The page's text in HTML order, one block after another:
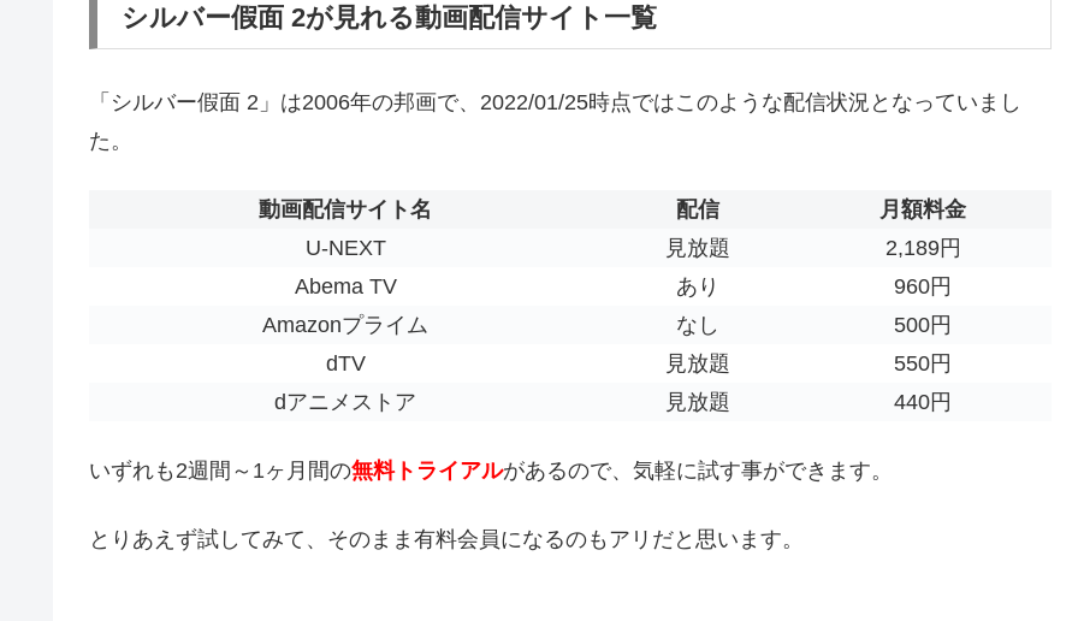
シルバー假面 2が見れる動画配信サイト一覧
「シルバー假面 2」は2006年の邦画で、2022/01/25時点ではこのような配信状況となっていまし
た。
動画配信サイト名 配信
月額料金
U-NEXT
見放題
2,189円
Abema TV
あり
960円
Amazonプライム
なし
500円
dTV
見放題
550円
dアニメストア
見放題 440円
いずれも2週間～1ヶ月間の無料トライアルがあるので、気軽に試す事ができます。
とりあえず試してみて、そのまま有料会員になるのもアリだと思います。